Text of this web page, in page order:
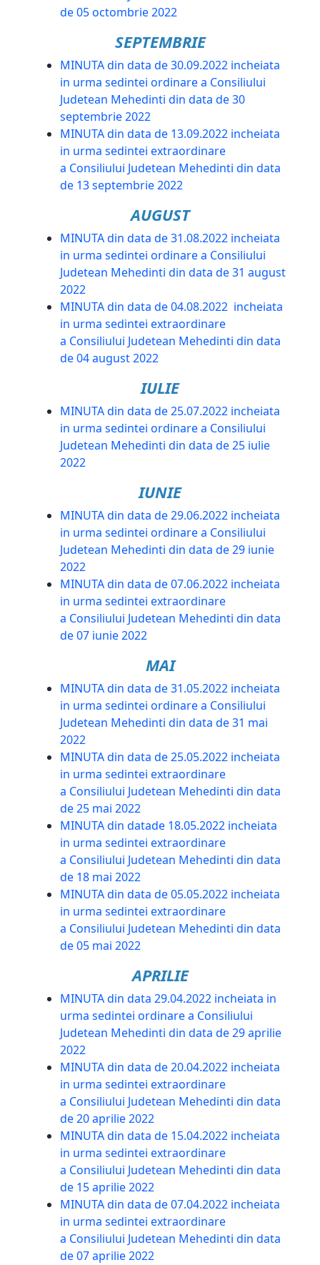
de 05 octombrie 2022
SEPTEMBRIE
MINUTA din data de 30.09.2022 incheiata
in urma sedintei ordinare a Consiliului
Judetean Mehedinti din data de 30
septembrie 2022
MINUTA din data de 13.09.2022 incheiata
in urma sedintei extraordinare
a Consiliului Judetean Mehedinti din data
de 13 septembrie 2022
AUGUST
MINUTA din data de 31.08.2022 incheiata
in urma sedintei ordinare a Consiliului
Judetean Mehedinti din data de 31 august
2022
MINUTA din data de 04.08.2022 incheiata
in urma sedintei extraordinare
a Consiliului Judetean Mehedinti din data
de 04 august 2022
IULIE
MINUTA din data de 25.07.2022 incheiata
in urma sedintei ordinare a Consiliului
Judetean Mehedinti din data de 25 iulie
2022
IUNIE
MINUTA din data de 29.06.2022 incheiata
in urma sedintei ordinare a Consiliului
Judetean Mehedinti din data de 29 iunie
2022
MINUTA din data de 07.06.2022 incheiata
in urma sedintei extraordinare
a Consiliului Judetean Mehedinti din data
de 07 iunie 2022
MAI
MINUTA din data de 31.05.2022 incheiata
in urma sedintei ordinare a Consiliului
Judetean Mehedinti din data de 31 mai
2022
MINUTA din data de 25.05.2022 incheiata
in urma sedintei extraordinare
a Consiliului Judetean Mehedinti din data
de 25 mai 2022
MINUTA din datade 18.05.2022 incheiata
in urma sedintei extraordinare
a Consiliului Judetean Mehedinti din data
de 18 mai 2022
MINUTA din data de 05.05.2022 incheiata
in urma sedintei extraordinare
a Consiliului Judetean Mehedinti din data
de 05 mai 2022
APRILIE
MINUTA din data 29.04.2022 incheiata in
urma sedintei ordinare a Consiliului
Judetean Mehedinti din data de 29 aprilie
2022
MINUTA din data de 20.04.2022 incheiata
in urma sedintei extraordinare
a Consiliului Judetean Mehedinti din data
de 20 aprilie 2022
MINUTA din data de 15.04.2022 incheiata
in urma sedintei extraordinare
a Consiliului Judetean Mehedinti din data
de 15 aprilie 2022
MINUTA din data de 07.04.2022 incheiata
in urma sedintei extraordinare
a Consiliului Judetean Mehedinti din data
de 07 aprilie 2022